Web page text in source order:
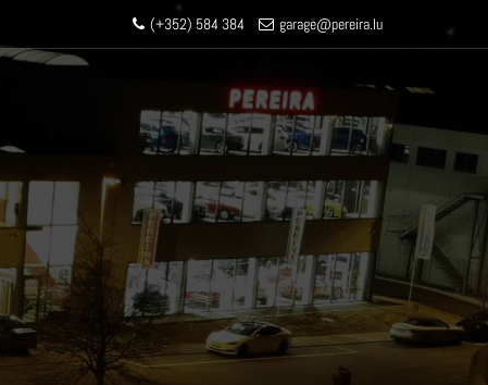
(+352) 584 384 garage@pereira.lu